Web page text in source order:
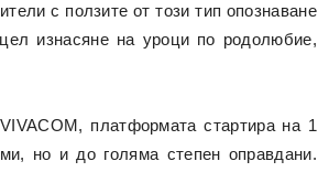
с ползите от този тип опознаване
изнасяне на уроци по родолюбие,
платформата стартира на 1
но и до голяма степен оправдани.